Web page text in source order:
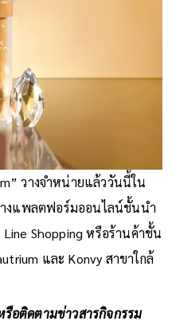
วางจำหน่ายแล้ววันนี้ใน
างแพลตฟอร์มออนไลน์ชั้นนำ
Shopping หรือร้านค้าชั้น
และ Konvy สาขาใกล้
อติดตามข่าวสารกิจกรรม